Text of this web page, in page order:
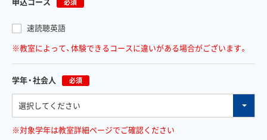
速読聴英語
※教室によって、体験できるコースに違いがある場合がございます。
学年・社会人 必須
※対象学年は教室詳細ページでご確認ください